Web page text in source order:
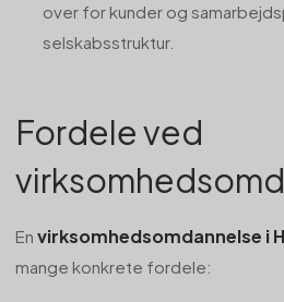
over for kunder og
selskabsstruktur.
Fordele ved
En virksomhedsomdannelse i
mange konkrete fordele: